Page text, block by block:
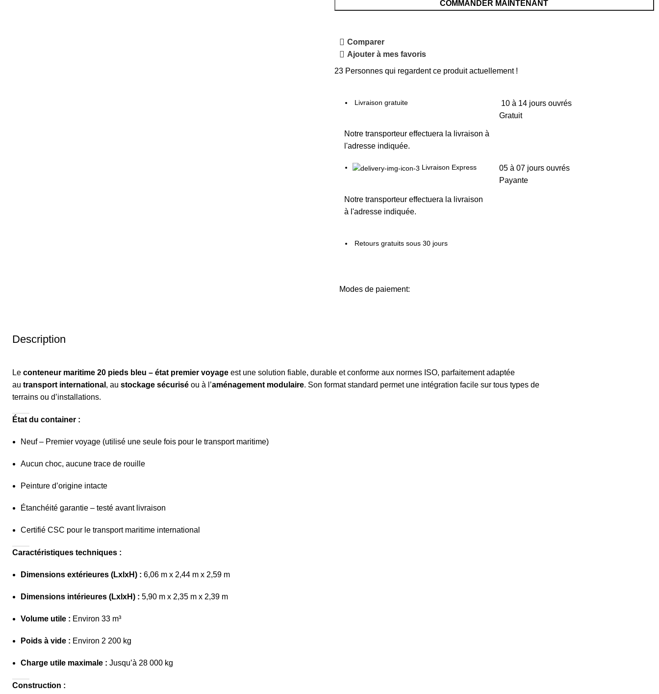
COMMANDER MAINTENANT
Comparer
Ajouter à mes favoris
23 Personnes qui regardent ce produit actuellement !
Livraison gratuite
Notre transporteur effectuera la livraison à
l'adresse indiquée.
10 à 14 jours ouvrés
Gratuit
Livraison Express
Notre transporteur effectuera la livraison
à l'adresse indiquée.
05 à 07 jours ouvrés
Payante
Retours gratuits sous 30 jours
Modes de paiement:
Description
Le conteneur maritime 20 pieds bleu – état premier voyage est une solution fiable, durable et conforme aux normes ISO, parfaitement adaptée
au transport international , au stockage sécurisé ou à l’aménagement modulaire. Son format standard permet une intégration facile sur tous types de
terrains ou d’installations.
État du container :
Neuf – Premier voyage (utilisé une seule fois pour le transport maritime)
Aucun choc, aucune trace de rouille
Peinture d’origine intacte
Étanchéité garantie – testé avant livraison
Certifié CSC pour le transport maritime international
Caractéristiques techniques :
Dimensions extérieures (LxlxH) : 6,06 m x 2,44 m x 2,59 m
Dimensions intérieures (LxlxH) : 5,90 m x 2,35 m x 2,39 m
Volume utile : Environ 33 m³
Poids à vide : Environ 2 200 kg
Charge utile maximale : Jusqu’à 28 000 kg
Construction :